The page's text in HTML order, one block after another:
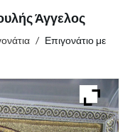
Άγγελος
/ Επιγονάτιο με